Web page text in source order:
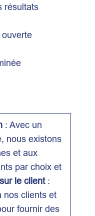
résultats
: Avec un
nous existons
et aux
par choix et
le client:
nos clients et
fournir des